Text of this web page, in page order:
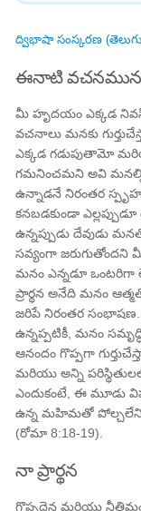
ద్విభాషా సంస్కరణ (తెలుగు
ఈనాటి
మీ హృదయం ఎక్కడ
వచనాలు మనకు
ఎక్కడ గడుపుతామో
గమనించమని అవి
ఉన్నాడనే నిరంతర
కనబడకుండా
ఉన్నప్పుడు దేవుడు
సవ్యంగా
మనం ఎన్నడూ ఒంటరిగా
ప్రార్థన అనేది మనం
జరిపే నిరంతర
ఉన్నప్పటికీ, మనం
ఆనందం గొప్పగా
మరియు అన్ని
ఎందుకంటే, ఈ మూడు
ఉన్న మహిమతో పోల్చలేని
(రోమా 8:18-19).
నా ప్రార్థన
గొప్పదైన మరియు